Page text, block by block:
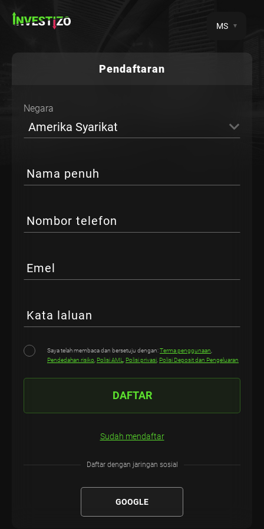
MS
Pendaftaran
Negara
Amerika Syarikat
Nama penuh
Nombor telefon
Emel
Kata laluan
Saya telah membaca dan bersetuju dengan:Terma penggunaan
Pendedahan risiko Polisi AML Polisi privasi Polisi Deposit dan Pengeluaran
DAFTAR
Sudah mendaftar
Daftar dengan jaringan sosial
GOOGLE